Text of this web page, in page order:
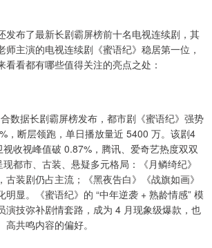
发布了最新长剧霸屏榜前十名电视连续剧，其
师主演的电视连续剧《蜜语纪》稳居第一位，
看看都有哪些值得关注的亮点之处：
数据长剧霸屏榜发布，都市剧《蜜语纪》强势
，断层领跑，单日播放量近 5400 万。该剧4
收视峰值破 0.87%，腾讯、爱奇艺热度双双
都市、古装、悬疑多元格局：《月鳞绮纪》
古装剧仍占主流；《黑夜告白》《战旗如画》
明显。《蜜语纪》的 “中年逆袭 + 熟龄情感” 模
演技弥补剧情套路，成为 4 月现象级爆款，也
共鸣内容的偏好。